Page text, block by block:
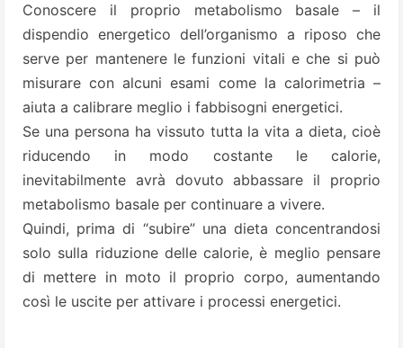
Conoscere il proprio metabolismo basale – il
dispendio energetico dell’organismo a riposo che
serve per mantenere le funzioni vitali e che si può
misurare con alcuni esami come la calorimetria –
aiuta a calibrare meglio i fabbisogni energetici.
Se una persona ha vissuto tutta la vita a dieta, cioè
riducendo in modo costante le calorie,
inevitabilmente avrà dovuto abbassare il proprio
metabolismo basale per continuare a vivere.
Quindi, prima di “subire” una dieta concentrandosi
solo sulla riduzione delle calorie, è meglio pensare
di mettere in moto il proprio corpo, aumentando
così le uscite per attivare i processi energetici.